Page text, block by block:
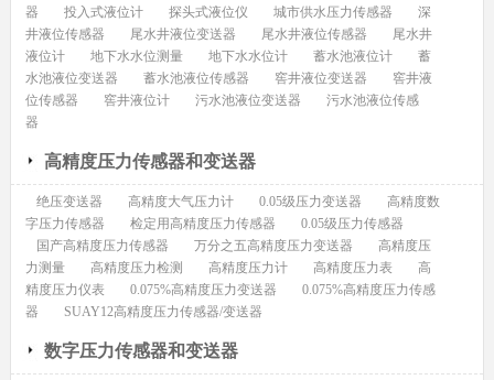
器
投入式液位计 探头式液位仪 城市供水压力传感器
深
井液位传感器
尾水井液位变送器 尾水井液位传感器
尾水井
液位计
地下水水位测量 地下水水位计 蓄水池液位计
蓄
水池液位变送器
蓄水池液位传感器 窖井液位变送器
窖井液
位传感器
窖井液位计 污水池液位变送器
污水池液位传感
器
高精度压力传感器和变送器
绝压变送器 高精度大气压力计 0.05级压力变送器
高精度数
字压力传感器
检定用高精度压力传感器
0.05级压力传感器
国产高精度压力传感器
万分之五高精度压力变送器
高精度压
力测量
高精度压力检测 高精度压力计 高精度压力表
高
精度压力仪表
0.075%高精度压力变送器
0.075%高精度压力传感
器
SUAY12高精度压力传感器/变送器
数字压力传感器和变送器